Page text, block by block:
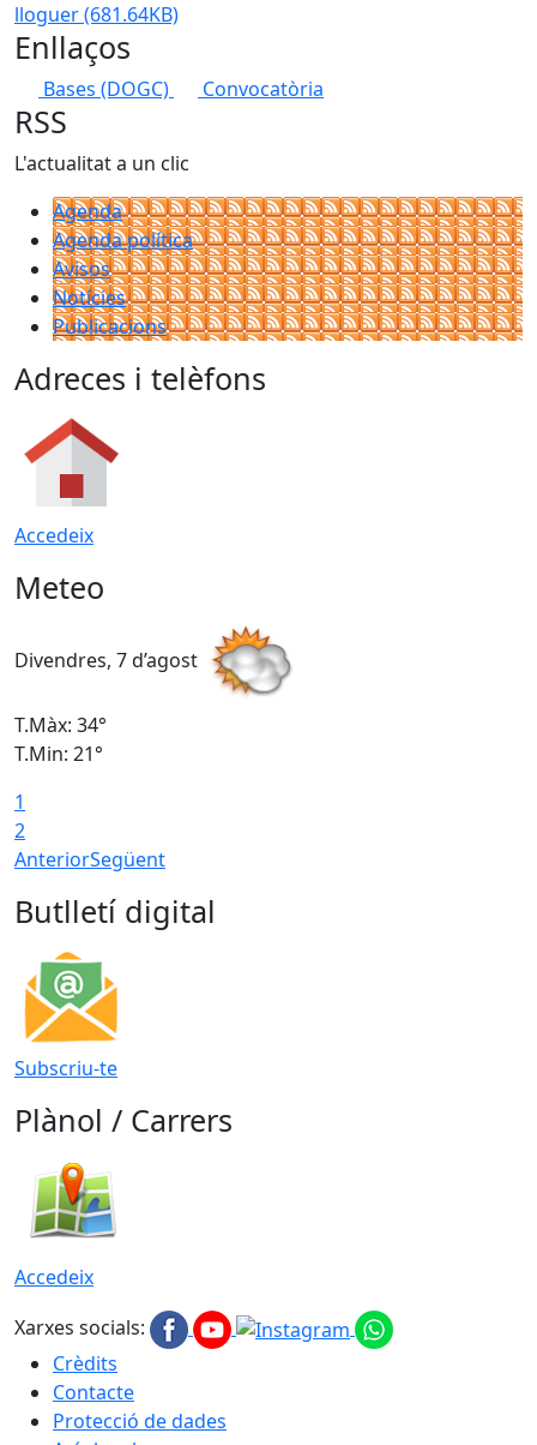
lloguer(681.64KB)
Enllaços
Bases (DOGC) Convocatòria
RSS
L'actualitat a un clic
Agenda
Agenda política
Avisos
Notícies
Publicacions
Adreces i telèfons
Accedeix
Meteo
Divendres, 7 d’agost
T.Màx: 34°
T.Min: 21°
1
2
AnteriorSegüent
Butlletí digital
Subscriu-te
Plànol / Carrers
Accedeix
Xarxes socials:
Crèdits
Contacte
Protecció de dades